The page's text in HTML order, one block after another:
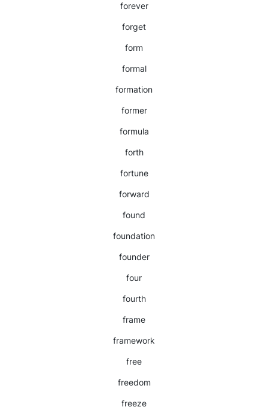
forever
forget
form
formal
formation
former
formula
forth
fortune
forward
found
foundation
founder
four
fourth
frame
framework
free
freedom
freeze